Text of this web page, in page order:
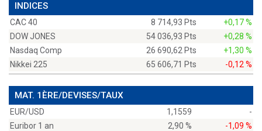
INDICES
CAC 40 8 714,93 Pts
+0,17 %
DOW JONES
54 036,93 Pts
+0,28 %
Nasdaq Comp
26 690,62 Pts
+1,30 %
Nikkei 225
65 606,71 Pts -0,12 %
MAT. 1ÈRE/DEVISES/TAUX
EUR/USD 1,1559
-
Euribor 1 an
2,90 %
-1,09 %